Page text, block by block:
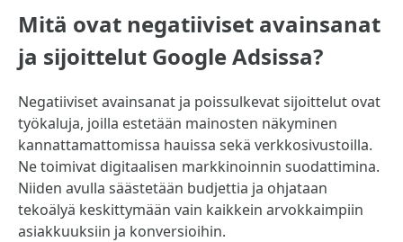
Mitä ovat negatiiviset avainsanat
ja sijoittelut Google Adsissa?
Negatiiviset avainsanat ja poissulkevat sijoittelut ovat
työkaluja, joilla estetään mainosten näkyminen
kannattamattomissa hauissa sekä verkkosivustoilla.
Ne toimivat digitaalisen markkinoinnin suodattimina.
Niiden avulla säästetään budjettia ja ohjataan
tekoälyä keskittymään vain kaikkein arvokkaimpiin
asiakkuuksiin ja konversioihin.